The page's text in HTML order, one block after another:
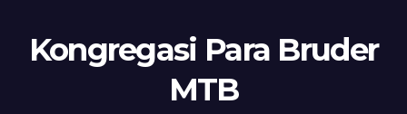
Kongregasi Para Bruder
MTB